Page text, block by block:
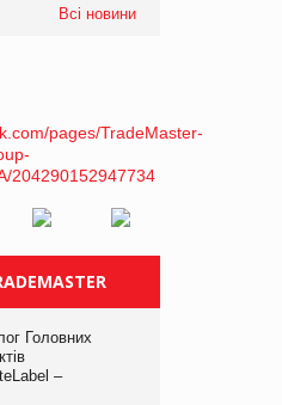
Всі новини
Головних
–